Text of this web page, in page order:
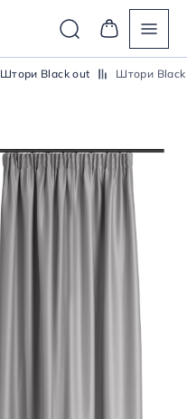
Штори Black out Штори